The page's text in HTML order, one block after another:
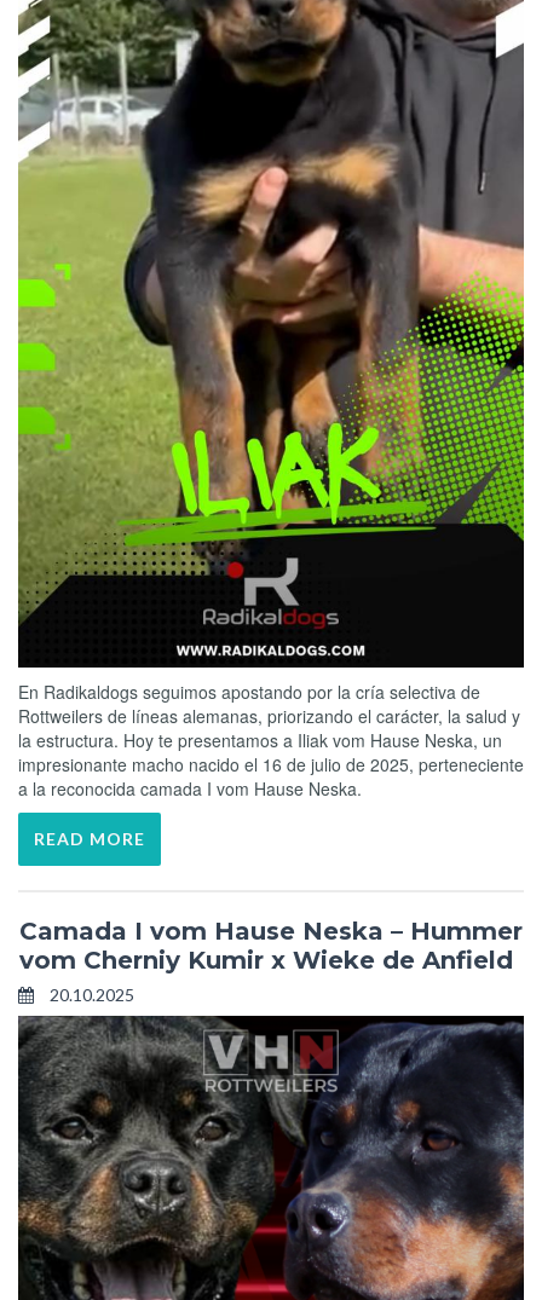
En Radikaldogs seguimos apostando por la cría selectiva de
Rottweilers de líneas alemanas, priorizando el carácter, la salud y
la estructura. Hoy te presentamos a Iliak vom Hause Neska, un
impresionante macho nacido el 16 de julio de 2025, perteneciente
a la reconocida camada I vom Hause Neska.
READ MORE
Camada I vom Hause Neska – Hummer
vom Cherniy Kumir x Wieke de Anfield
20.10.2025